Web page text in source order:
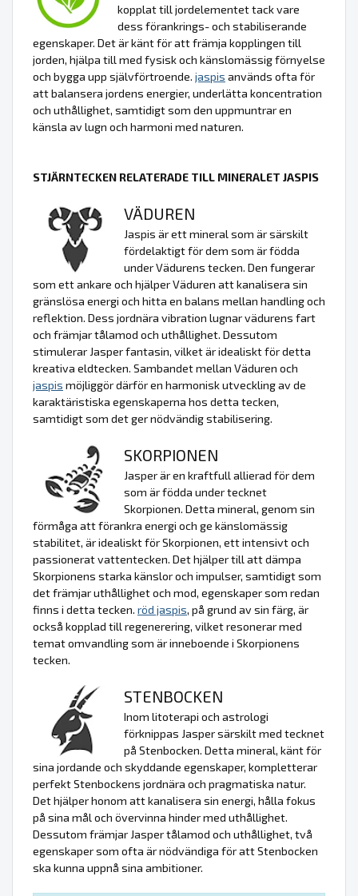
kopplat till jordelementet tack vare
dess förankrings- och stabiliserande
egenskaper. Det är känt för att främja kopplingen till
jorden, hjälpa till med fysisk och känslomässig förnyelse
och bygga upp självförtroende. jaspis används ofta för
att balansera jordens energier, underlätta koncentration
och uthållighet, samtidigt som den uppmuntrar en
känsla av lugn och harmoni med naturen.
STJÄRNTECKEN RELATERADE TILL MINERALET JASPIS
VÄDUREN
Jaspis är ett mineral som är särskilt
fördelaktigt för dem som är födda
under Vädurens tecken. Den fungerar
som ett ankare och hjälper Väduren att kanalisera sin
gränslösa energi och hitta en balans mellan handling och
reflektion. Dess jordnära vibration lugnar vädurens fart
och främjar tålamod och uthållighet. Dessutom
stimulerar Jasper fantasin, vilket är idealiskt för detta
kreativa eldtecken. Sambandet mellan Väduren och
jaspis möjliggör därför en harmonisk utveckling av de
karaktäristiska egenskaperna hos detta tecken,
samtidigt som det ger nödvändig stabilisering.
SKORPIONEN
Jasper är en kraftfull allierad för dem
som är födda under tecknet
Skorpionen. Detta mineral, genom sin
förmåga att förankra energi och ge känslomässig
stabilitet, är idealiskt för Skorpionen, ett intensivt och
passionerat vattentecken. Det hjälper till att dämpa
Skorpionens starka känslor och impulser, samtidigt som
det främjar uthållighet och mod, egenskaper som redan
finns i detta tecken. röd jaspis, på grund av sin färg, är
också kopplad till regenerering, vilket resonerar med
temat omvandling som är inneboende i Skorpionens
tecken.
STENBOCKEN
Inom litoterapi och astrologi
förknippas Jasper särskilt med tecknet
på Stenbocken. Detta mineral, känt för
sina jordande och skyddande egenskaper, kompletterar
perfekt Stenbockens jordnära och pragmatiska natur.
Det hjälper honom att kanalisera sin energi, hålla fokus
på sina mål och övervinna hinder med uthållighet.
Dessutom främjar Jasper tålamod och uthållighet, två
egenskaper som ofta är nödvändiga för att Stenbocken
ska kunna uppnå sina ambitioner.